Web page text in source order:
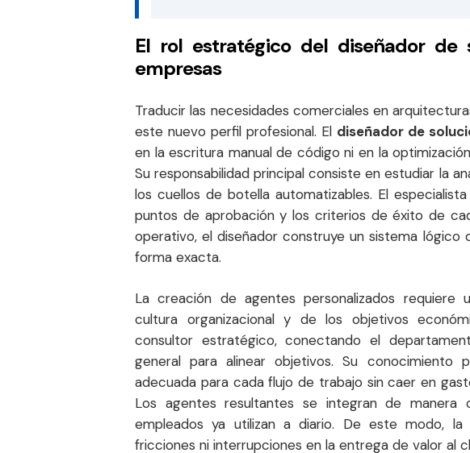
El rol estratégico del diseñador de
empresas
Traducir las necesidades comerciales en
este nuevo perfil profesional. El diseñador de
en la escritura manual de código ni en la
Su responsabilidad principal consiste en estudiar la
los cuellos de botella automatizables. El
puntos de aprobación y los criterios de éxito de
operativo, el diseñador construye un sistema
forma exacta.
La creación de agentes personalizados requiere
cultura organizacional y de los objetivos
consultor estratégico, conectando el
general para alinear objetivos. Su conocimiento
adecuada para cada flujo de trabajo sin caer en
Los agentes resultantes se integran de
empleados ya utilizan a diario. De este modo,
fricciones ni interrupciones en la entrega de valor al